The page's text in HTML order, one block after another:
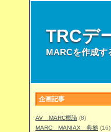
TRCデ
MARCを作成す
企画記事
AV MARC概論 (8)
MARC MANIAX 典拠 (16)